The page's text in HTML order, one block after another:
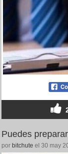
Puedes
por bitchute el 30 may